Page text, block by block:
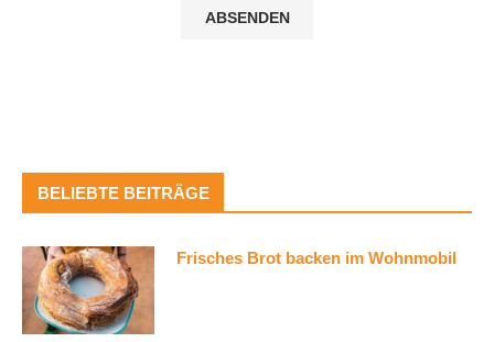
BELIEBTE BEITRÄGE
Frisches Brot backen im Wohnmobil